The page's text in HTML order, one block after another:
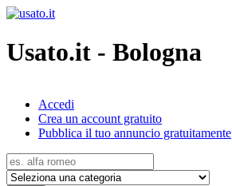
Usato.it - Bologna
Accedi
Crea un account gratuito
Pubblica il tuo annuncio gratuitamente